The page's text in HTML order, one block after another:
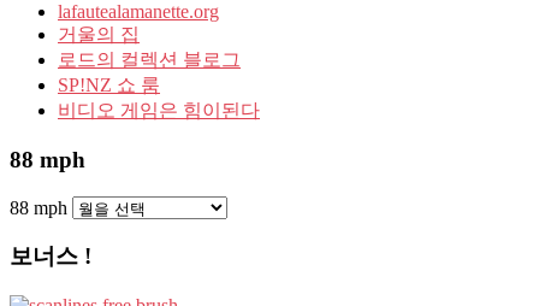
lafautealamanette.org
거울의 집
로드의 컬렉션 블로그
SP!NZ 쇼 룸
비디오 게임은 힘이된다
88 mph
88 mph
보너스 !